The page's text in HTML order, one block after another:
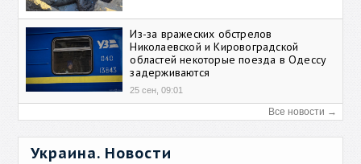
Из-за вражеских обстрелов
Николаевской и Кировоградской
областей некоторые поезда в Одессу
задерживаются
25 сен, 09:01
Все новости →
Украина. Новости